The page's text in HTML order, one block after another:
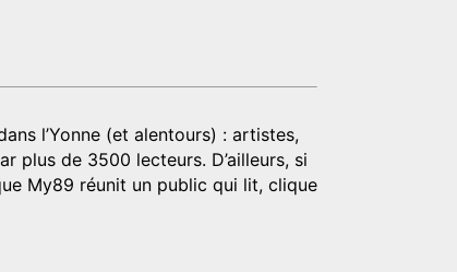
l’Yonne (et alentours) : artistes,
plus de 3500 lecteurs. D’ailleurs, si
My89 réunit un public qui lit, clique